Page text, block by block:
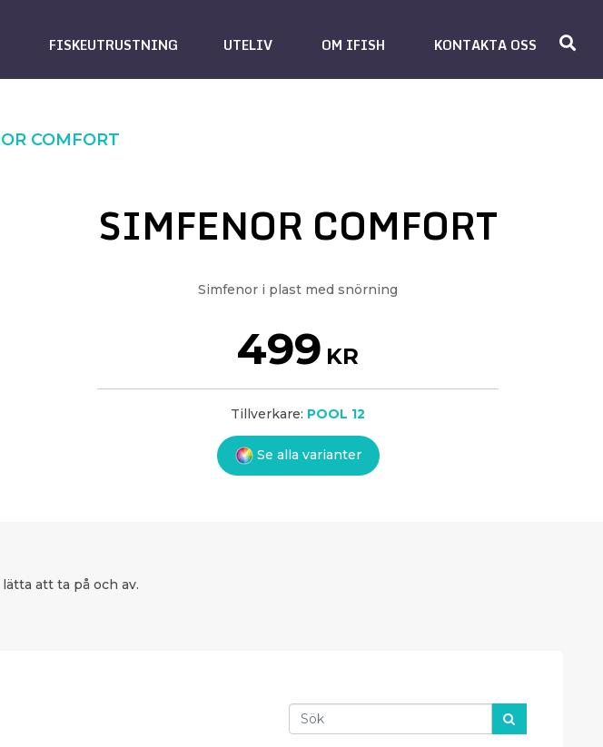
FISKEUTRUSTNING UTELIV OM IFISH KONTAKTA OSS
COMFORT
SIMFENOR COMFORT
Simfenor i plast med snörning
499 KR
Tillverkare: POOL 12
Se alla varianter
att ta på och av.
Search